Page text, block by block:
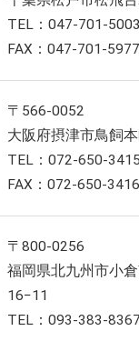
TEL：047-701-5003
FAX：047-701-5977
〒566-0052
大阪府摂津市鳥飼
TEL：072-650-3415
FAX：072-650-3416
〒800-0256
福岡県北九州市小
16−11
TEL：093-383-8367